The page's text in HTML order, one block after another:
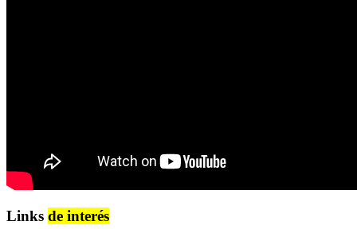
Links de interés